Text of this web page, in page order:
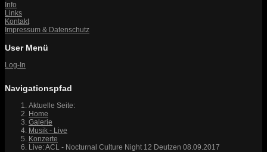
Info
Links
Kontakt
Impressum & Datenschutz
User Menü
Log-In
Navigationspfad
Aktuelle Seite:
Home
Galerie
Musik - Live
Konzerte
Live: ACL - Nocturnal Culture Night 12 Deutzen 08.09.2017